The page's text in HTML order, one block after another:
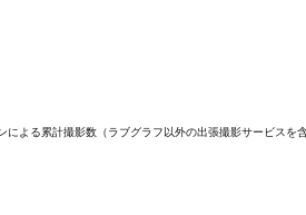
による累計撮影数（ラブグラフ以外の出張撮影サービスを